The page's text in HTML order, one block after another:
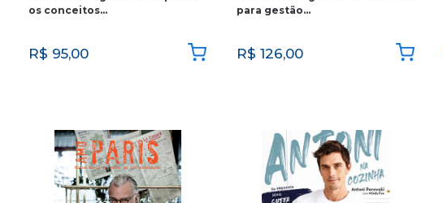
os conceitos…
R$ 95,00
para gestão…
R$ 126,00